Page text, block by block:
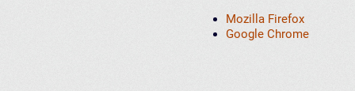
Mozilla Firefox
Google Chrome